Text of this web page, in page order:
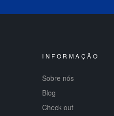
INFORMAÇÃO
Sobre nós
Blog
Check out